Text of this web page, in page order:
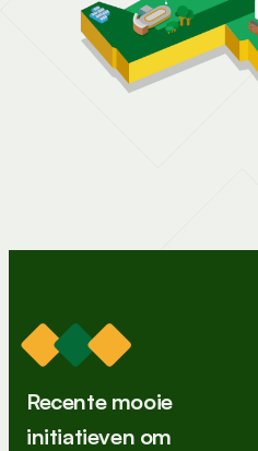
Recente mooie
initiatieven om